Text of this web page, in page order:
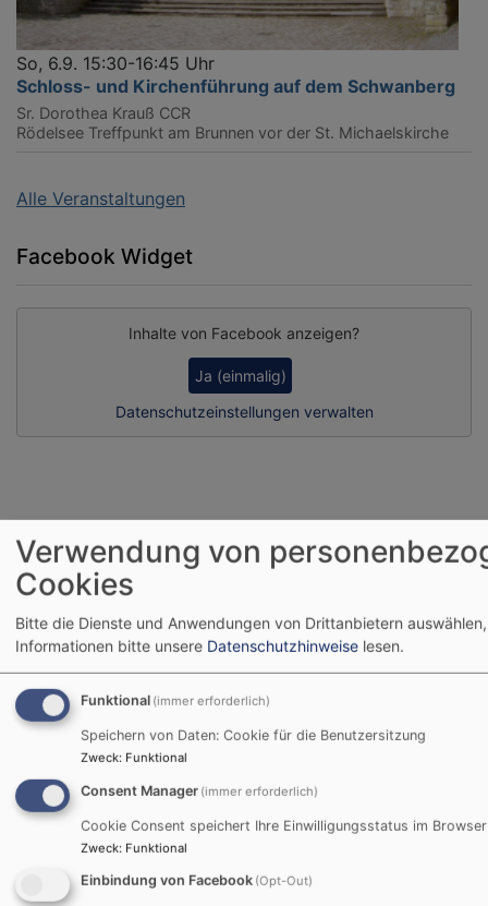
So, 6.9. 15:30-16:45 Uhr
Schloss- und Kirchenführung auf dem Schwanberg
Sr. Dorothea Krauß CCR
Rödelsee Treffpunkt am Brunnen vor der St. Michaelskirche
Alle Veranstaltungen
Facebook Widget
Inhalte von Facebook anzeigen?
Ja (einmalig)
Datenschutzeinstellungen verwalten
Verwendung von
Cookies
Bitte die Dienste und Anwendungen von Drittanbietern
Informationen bitte unsere Datenschutzhinweise lesen.
Funktional (immer erforderlich)
Speichern von Daten: Cookie für die Benutzersitzung
Zweck: Funktional
Consent Manager (immer erforderlich)
Cookie Consent speichert Ihre Einwilligungsstatus im Browser
Zweck: Funktional
Einbindung von Facebook (Opt-Out)